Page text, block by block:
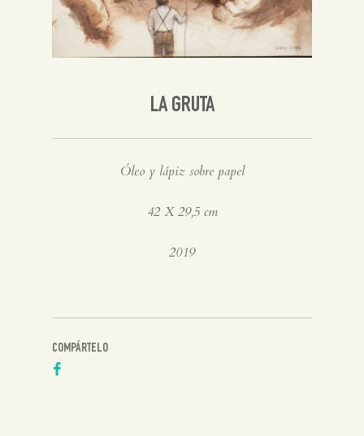
LA GRUTA
Óleo y lápiz sobre papel
42 X 29,5 cm
2019
COMPÁRTELO